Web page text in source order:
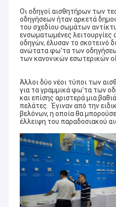
Οι οδηγοί αισθητήρων των
οδηγήσεων ήταν αρκετά
του σχεδίου σωμάτων
ενσωματωμένες λειτουργίες
οδηγών, έλυσαν το σκοτεινό
ανώτατα φω'τα των
των κανονικών εσωτερικών
Άλλοι δύο νέοι τύποι των
για τα γραμμικά φω'τα των
και επίσης αριστερά μια
πελάτες. Έγιναν από την
βελόνων, η οποία θα
έλλειψη του παραδοσιακού